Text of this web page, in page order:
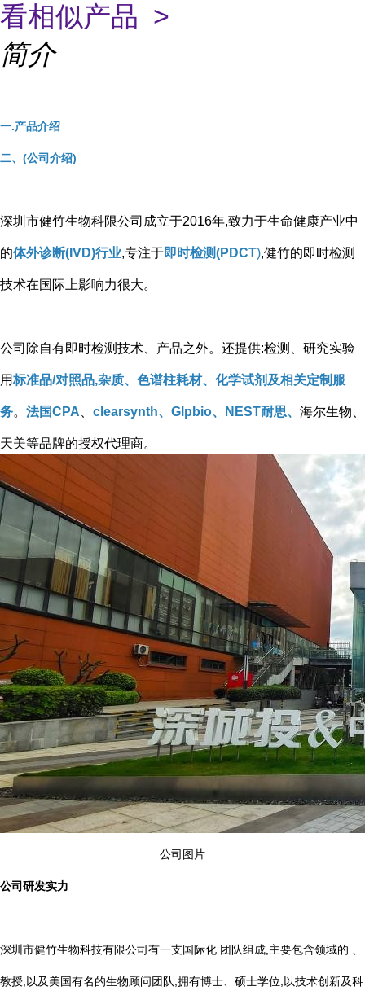
看相似产品 >
简介
一.产品介绍
二、(公司介绍)
深圳市健竹生物科限公司成立于2016年,致力于生命健康产业中
的体外诊断(IVD)行业,专注于即时检测(PDCT),健竹的即时检测
技术在国际上影响力很大。
公司除自有即时检测技术、产品之外。还提供:检测、研究实验
用标准品/对照品,杂质、色谱柱耗材、化学试剂及相关定制服
务。 法国CPA clearsynth、Glpbio、NEST耐思、 海尔生物、
天美等品牌的授权代理商。
公司图片
公司研发实力
深圳市健竹生物科技有限公司有一支国际化 团队组成,主要包含领域的 、
教授,以及美国有名的生物顾问团队,拥有博士、硕士学位,以技术创新及科